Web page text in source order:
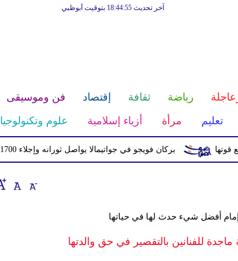
آخر تحديث 18:44:55 بتوقيت أبوظبي
رياضة ثقافة إقتصاد فن وموسيقى
تعليم
مرأة أزياء إسلامية علوم وتكنولوجيا
بركان فويجو في جواتيمالا يواصل ثورانه وإجلاء 1700 شخص بسبب الرماد والتدفقات الطينية
أفضل شيء حدث لها في حياتها
للفنانين بالتقصير في حق والدتها